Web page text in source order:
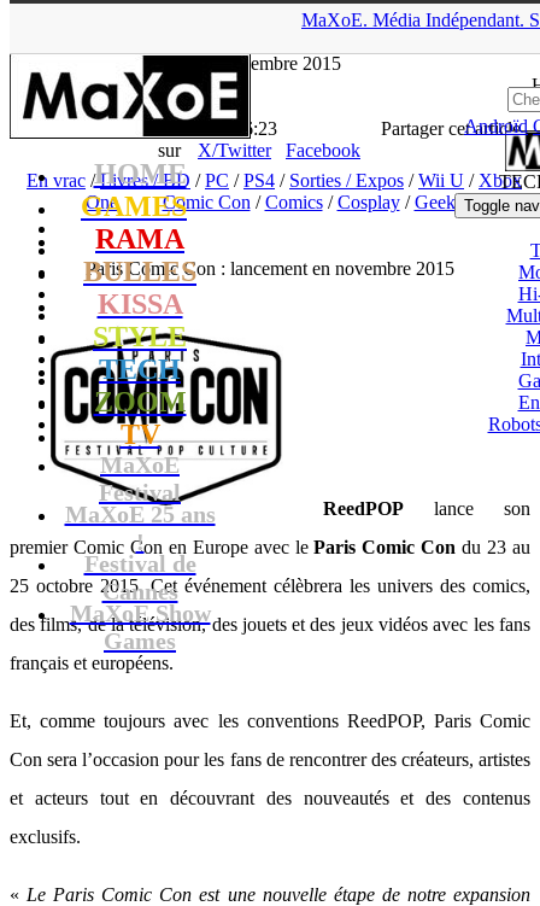
MaXoE. Média Indépendant.
HOME
GAMES
RAMA
BULLES
KISSA
STYLE
TECH
ZOOM
TV
MaXoE
Festival
MaXoE 25 ans
!
Festival de
Cannes
MaXoE Show
Games
Androïd
Toggle
en novembre 2015
- 10.10.14, 16:23
Partager cet article
sur
X/Twitter
Facebook
En vrac /Livres / BD /PC /PS4 / Sorties / Expos /Wii U / Xbox
One
Comic Con /Comics/Cosplay/Geek
Paris Comic Con : lancement en novembre 2015
ReedPOP lance son
premier Comic Con en Europe avec leParis Comic Con du 23 au
25 octobre 2015. Cet événement célèbrera les univers des comics,
des films, de la télévision, des jouets et des jeux vidéos avec les fans
français et européens.
Et, comme toujours avec les conventions ReedPOP, Paris Comic
Con sera l’occasion pour les fans de rencontrer des créateurs, artistes
et acteurs tout en découvrant des nouveautés et des contenus
exclusifs.
« Le Paris Comic Con est une nouvelle étape de notre expansion